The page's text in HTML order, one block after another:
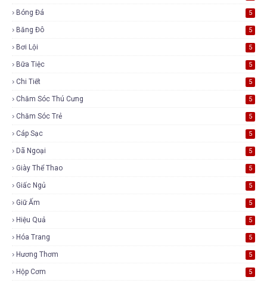
Bóng Đá 5
Băng Đô 5
Bơi Lội 5
Bữa Tiệc 5
Chi Tiết 5
Chăm Sóc Thú Cưng 5
Chăm Sóc Trẻ 5
Cáp Sạc 5
Dã Ngoại 5
Giày Thể Thao 5
Giấc Ngủ 5
Giữ Ấm 5
Hiệu Quả 5
Hóa Trang 5
Hương Thơm 5
Hộp Cơm 5